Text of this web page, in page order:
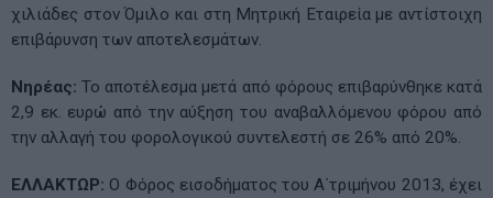
χιλιάδες στον Όμιλο και στη Μητρική Εταιρεία με αντίστοιχη
επιβάρυνση των αποτελεσμάτων.
Νηρέας: Το αποτέλεσμα μετά από φόρους επιβαρύνθηκε κατά
2,9 εκ. ευρώ από την αύξηση του αναβαλλόμενου φόρου από
την αλλαγή του φορολογικού συντελεστή σε 26% από 20%.
ΕΛΛΑΚΤΩΡ: O Φόρος εισοδήματος του Α΄τριμήνου 2013, έχει